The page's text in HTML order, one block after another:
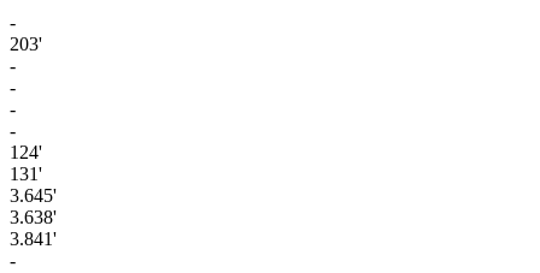
-
203'
-
-
-
-
124'
131'
3.645'
3.638'
3.841'
-